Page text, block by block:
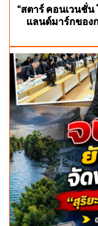
“สตาร์ คอนเวนชั่น
แลนด์มาร์กของ